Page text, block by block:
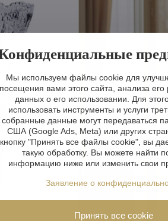
Мы используем файлы cookie для
посещения вами этого сайта, анализа
данных о его использовании. Для
использовать инструменты и услуги
собранные данные могут передаваться
США (Google Ads, Meta) или других
кнопку "Принять все файлы cookie", вы
такую обработку. Вы можете найти
информацию ниже или изменить свои
Заявление о
Принять все cookie